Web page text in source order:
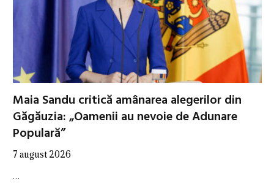
Maia Sandu critică amânarea alegerilor din
Găgăuzia: „Oamenii au nevoie de Adunare
Populară”
7 august 2026
…